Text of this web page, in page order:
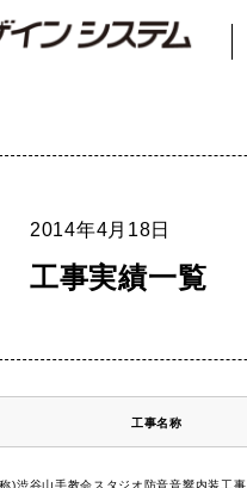
2014年4月18日
工事実績一覧
工事名称
)渋谷山手教会スタジオ防音音響内装工事